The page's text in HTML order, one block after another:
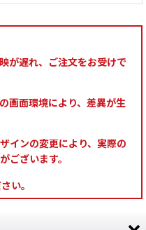
が遅れ、ご注文をお受けで
画面環境により、差異が生
インの変更により、実際の
ございます。
い。